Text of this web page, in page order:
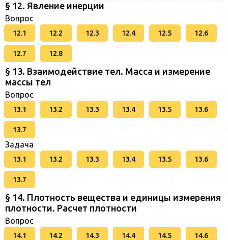
§ 12. Явление инерции
Вопрос
12.1 12.2 12.3 12.4 12.5 12.6
12.7 12.8
§ 13. Взаимодействие тел. Масса и измерение
массы тел
Вопрос
13.1 13.2 13.3 13.4 13.5 13.6
13.7
Задача
13.1 13.2 13.3 13.4 13.5 13.6
13.7
§ 14. Плотность вещества и единицы измерения
плотности. Расчет плотности
Вопрос
14.1 14.2 14.3 14.4 14.5 14.6